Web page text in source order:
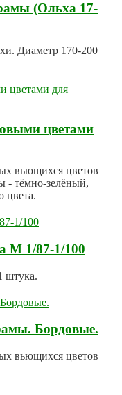
(Ольха 17-
Диаметр 170-200
цветами
вьющихся цветов
- тёмно-зелёный,
цвета.
М 1/87-1/100
штука.
Бордовые.
вьющихся цветов